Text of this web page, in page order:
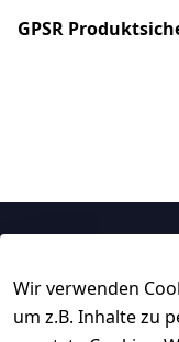
GPSR
Wir verwenden
um z.B. Inhalte zu
Impressum